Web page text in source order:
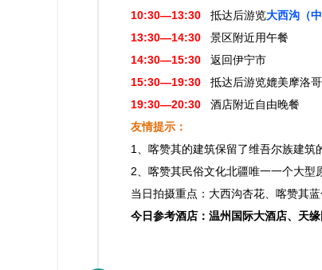
10:30—13:30 抵达后游览大西沟（
13:30—14:30 景区附近用午餐
14:30—15:30 返回伊宁市
15:30—19:30
抵达后游览媲美摩洛
19:30—20:30 酒店附近自由晚餐
友情提示：
1、喀赞其的建筑保留了维吾尔族建筑
2、喀赞其民俗文化北疆唯一一个大
当日拍摄重点：大西沟杏花、喀赞其
今日参考酒店：温州国际大酒店、天